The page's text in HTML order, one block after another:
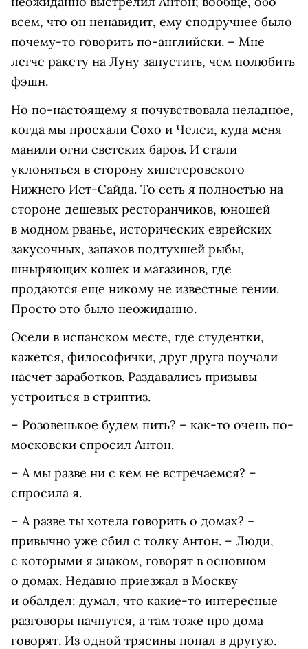
всем, что он ненавидит, ему сподручнее было
почему-то говорить по-английски. – Мне
легче ракету на Луну запустить, чем полюбить
фэшн.
Но по-настоящему я почувствовала неладное,
когда мы проехали Сохо и Челси, куда меня
манили огни светских баров. И стали
уклоняться в сторону хипстеровского
Нижнего Ист-Сайда. То есть я полностью на
стороне дешевых ресторанчиков, юношей
в модном рванье, исторических еврейских
закусочных, запахов подтухшей рыбы,
шныряющих кошек и магазинов, где
продаются еще никому не известные гении.
Просто это было неожиданно.
Осели в испанском месте, где студентки,
кажется, философички, друг друга поучали
насчет заработков. Раздавались призывы
устроиться в стриптиз.
– Розовенькое будем пить? – как-то очень по-
московски спросил Антон.
– А мы разве ни с кем не встречаемся? –
спросила я.
– А разве ты хотела говорить о домах? –
привычно уже сбил с толку Антон. – Люди,
с которыми я знаком, говорят в основном
о домах. Недавно приезжал в Москву
и обалдел: думал, что какие-то интересные
разговоры начнутся, а там тоже про дома
говорят. Из одной трясины попал в другую.